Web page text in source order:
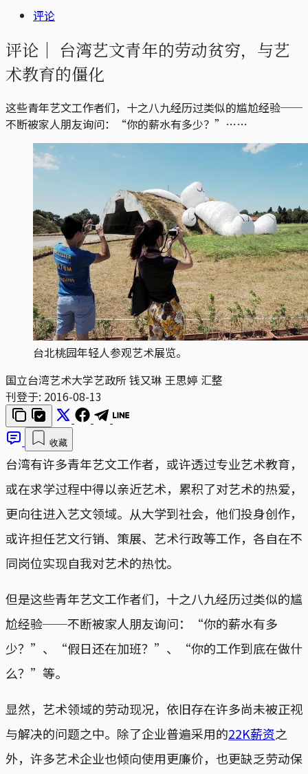
评论
评论｜ 台湾艺文青年的劳动贫穷，与艺
术教育的僵化
这些青年艺文工作者们，十之八九经历过类似的尴尬经验──
不断被家人朋友询问：“你的薪水有多少？”……
台北桃园年轻人参观艺术展览。
国立台湾艺术大学艺政所 钱又琳 王思婷 汇整
刊登于: 2016-08-13
收藏
台湾有许多青年艺文工作者，或许透过专业艺术教育，
或在求学过程中得以亲近艺术，累积了对艺术的热爱，
更向往进入艺文领域。从大学到社会，他们投身创作，
或许担任艺文行销、策展、艺术行政等工作，各自在不
同岗位实现自我对艺术的热忱。
但是这些青年艺文工作者们，十之八九经历过类似的尴
尬经验──不断被家人朋友询问：“你的薪水有多
少？”、“假日还在加班？”、“你的工作到底在做什
么？”等。
显然，艺术领域的劳动现况，依旧存在许多尚未被正视
与解决的问题之中。除了企业普遍采用的22K薪资之
外，许多艺术企业也倾向使用更廉价，也更缺乏劳动保